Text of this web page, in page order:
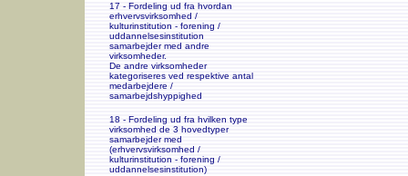
17 - Fordeling ud fra hvordan
erhvervsvirksomhed /
kulturinstitution - forening /
uddannelsesinstitution
samarbejder med andre
virksomheder.
De andre virksomheder
kategoriseres ved respektive antal
medarbejdere /
samarbejdshyppighed
18 - Fordeling ud fra hvilken type
virksomhed de 3 hovedtyper
samarbejder med
(erhvervsvirksomhed /
kulturinstitution - forening /
uddannelsesinstitution)